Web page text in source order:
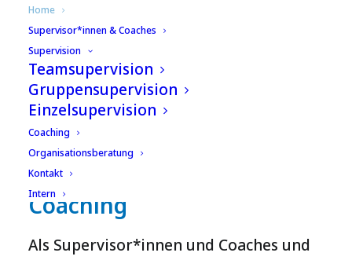
Home
Supervisor*innen & Coaches
Supervision
Teamsupervision
Gruppensupervision
Einzelsupervision
Coaching
Organisationsberatung
Kontakt
Intern
Fachforum Supervision &
Coaching
Als Supervisor*innen und Coaches und